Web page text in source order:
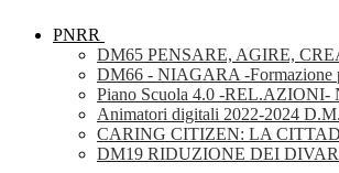
PNRR
DM65 PENSARE, AGIRE,
DM66 - NIAGARA -Formazione
Piano Scuola 4.0 -REL.AZIONI-
Animatori digitali 2022-2024
CARING CITIZEN: LA
DM19 RIDUZIONE DEI DIVARI